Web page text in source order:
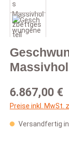
Regulärer Preis:
6.867,00 €
Preise inkl. MwSt.
Versandfertig